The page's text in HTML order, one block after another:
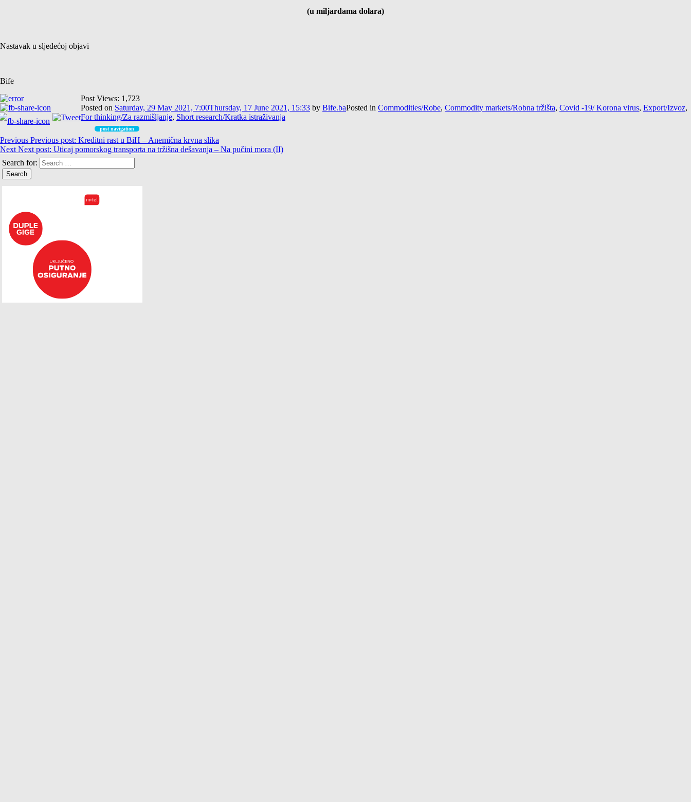
(u miljardama dolara)
Nastavak u sljedećoj objavi
Bife
Post Views: 1,723
Posted on Saturday, 29 May 2021, 7:00Thursday, 17 June 2021, 15:33 by Bife.baPosted in Commodities/Robe, Commodity markets/Robna tržišta, Covid -19/ Korona virus, Export/Izvoz,
For thinking/Za razmišljanje, Short research/Kratka istraživanja
post navigation
Previous Previous post: Kreditni rast u BiH – Anemična krvna slika
Next Next post: Uticaj pomorskog transporta na tržišna dešavanja – Na pučini mora (II)
Search for: